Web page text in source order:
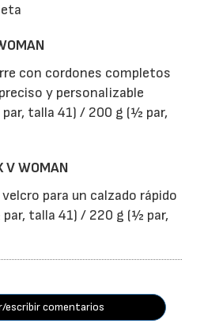
con cordones completos
y personalizable
talla 41) / 200 g (½ par,
V WOMAN
para un calzado rápido
talla 41) / 220 g (½ par,
escribir comentarios